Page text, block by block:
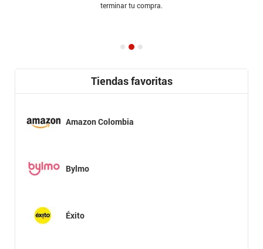
terminar tu compra.
Tiendas favoritas
Amazon Colombia
Bylmo
Éxito